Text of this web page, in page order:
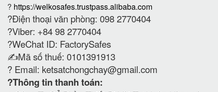
? https://welkosafes.trustpass.alibaba.com
?Điện thoại văn phòng: 098 2770404
?Viber: +84 98 2770404
?WeChat ID: FactorySafes
✍️Mã số thuế: 0101391913
? Email: ketsatchongchay@gmail.com
?Thông tin thanh toán: